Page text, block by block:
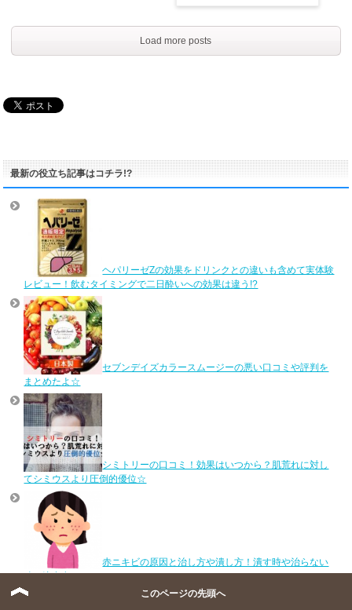
Load more posts
最新の役立ち記事はコチラ!?
ヘパリーゼZの効果をドリンクとの違いも含めて実体験
レビュー！飲むタイミングで二日酔いへの効果は違う!?
セブンデイズカラースムージーの悪い口コミや評判を
まとめたよ☆
シミトリーの口コミ！効果はいつから？肌荒れに対し
てシミウスより圧倒的優位☆
赤ニキビの原因と治し方や潰し方！潰す時や治らない
時の注意点も
このページの先頭へ